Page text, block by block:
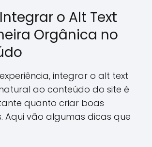
o Alt Text
Orgânica no
integrar o alt text
ao conteúdo do site é
quanto criar boas
Aqui vão algumas dicas que